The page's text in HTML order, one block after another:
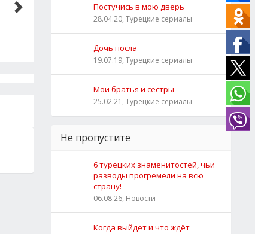
Постучись в мою дверь
28.04.20, Турецкие сериалы
Дочь посла
19.07.19, Турецкие сериалы
Мои братья и сестры
25.02.21, Турецкие сериалы
Не пропустите
6 турецких знаменитостей, чьи
разводы прогремели на всю
страну!
06.08.26, Новости
Когда выйдет и что ждёт